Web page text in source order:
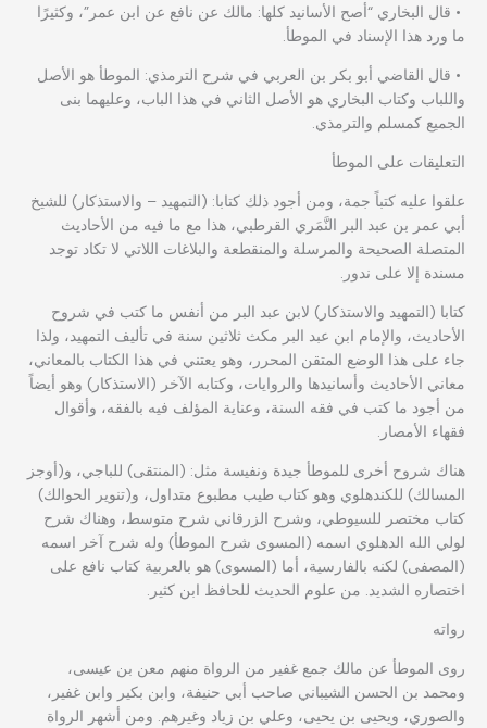
• قال البخاري “أصح الأسانيد كلها: مالك عن نافع عن ابن عمر”، وكثيرًا
ما ورد هذا الإسناد في الموطأ.
• قال القاضي أبو بكر بن العربي في شرح الترمذي: الموطأ هو الأصل
واللباب وكتاب البخاري هو الأصل الثاني في هذا الباب، وعليهما بنى
الجميع كمسلم والترمذي.
التعليقات على الموطأ
علقوا عليه كتباً جمة، ومن أجود ذلك كتابا: (التمهيد – والاستذكار) للشيخ
أبي عمر بن عبد البر النَّمَري القرطبي، هذا مع ما فيه من الأحاديث
المتصلة الصحيحة والمرسلة والمنقطعة والبلاغات اللاتي لا تكاد توجد
مسندة إلا على ندور.
كتابا (التمهيد والاستذكار) لابن عبد البر من أنفس ما كتب في شروح
الأحاديث، والإمام ابن عبد البر مكث ثلاثين سنة في تأليف التمهيد، ولذا
جاء على هذا الوضع المتقن المحرر، وهو يعتني في هذا الكتاب بالمعاني،
معاني الأحاديث وأسانيدها والروايات، وكتابه الآخر (الاستذكار) وهو أيضاً
من أجود ما كتب في فقه السنة، وعناية المؤلف فيه بالفقه، وأقوال
فقهاء الأمصار.
هناك شروح أخرى للموطأ جيدة ونفيسة مثل: (المنتقى) للباجي، و(أوجز
المسالك) للكندهلوي وهو كتاب طيب مطبوع متداول، و(تنوير الحوالك)
كتاب مختصر للسيوطي، وشرح الزرقاني شرح متوسط، وهناك شرح
لولي الله الدهلوي اسمه (المسوى شرح الموطأ) وله شرح آخر اسمه
(المصفى) لكنه بالفارسية، أما (المسوى) هو بالعربية كتاب نافع على
اختصاره الشديد. من علوم الحديث للحافظ ابن كثير.
رواته
روى الموطأ عن مالك جمع غفير من الرواة منهم معن بن عيسى،
ومحمد بن الحسن الشيباني صاحب أبي حنيفة، وابن بكير وابن غفير،
والصوري، ويحيى بن يحيى، وعلي بن زياد وغيرهم. ومن أشهر الرواة